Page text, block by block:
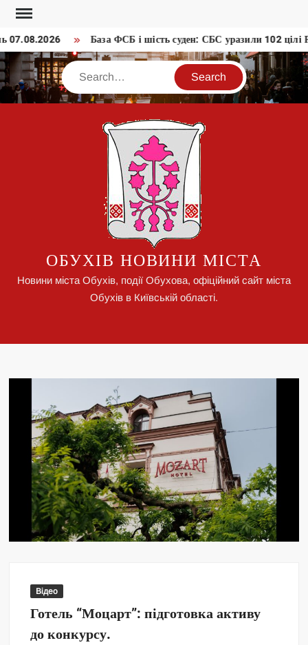
Skip
content
07.08.2026 База ФСБ і шість суден: СБС уразили 102 цілі
Search
ОБУХІВ НОВИНИ МІСТА
Новини міста Обухів, події Обухова, офіційний сайт міста
Обухів в Київській області.
Відео
Готель “Моцарт”: підготовка активу
до конкурсу.